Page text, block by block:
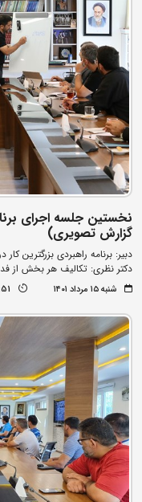
نخستین جلسه اجرای
گزارش تصویری)
دبیر: برنامه راهبردی بزرگترین
دکتر نظری: تکالیف هر بخش از
شنبه ۱۵ مرداد ۱۴۰۱